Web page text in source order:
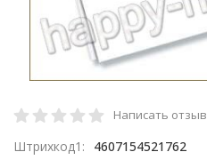
Написать отзыв
Штрихкод1:
4607154521762